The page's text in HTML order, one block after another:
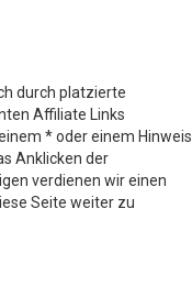
durch platzierte
Affiliate Links
* oder einem Hinweis
Anklicken der
verdienen wir einen
Seite weiter zu